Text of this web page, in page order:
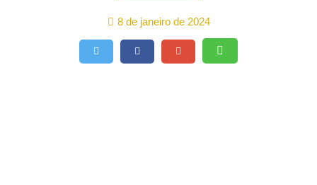
8 de janeiro de 2024